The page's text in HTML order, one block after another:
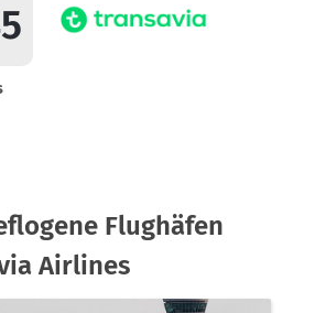
Flughäfen
Airlines